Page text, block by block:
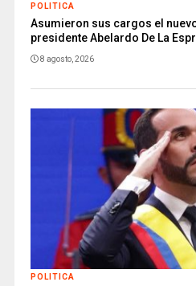
POLITICA
Asumieron sus cargos el
presidente Abelardo De La
8 agosto, 2026
POLITICA